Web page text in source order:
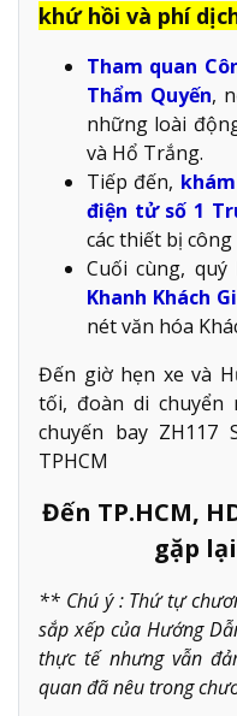
khứ hồi và phí
Tham quan
Thẩm Quyến,
những loài
và Hổ Trắng.
Tiếp đến,
điện tử số 1
các thiết bị công
Cuối cùng, quý
Khanh Khách
nét văn hóa
Đến giờ hẹn xe và
tối, đoàn di chuyển
chuyến bay ZH117
TPHCM
Đến TP.HCM,
gặp
** Chú ý : Thứ tự
sắp xếp của Hướng
thực tế nhưng vẫn
quan đã nêu trong